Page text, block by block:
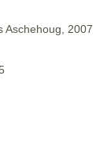
Aschehoug, 2007